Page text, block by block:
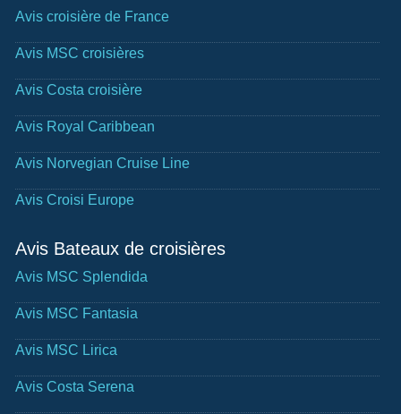
Avis croisière de France
Avis MSC croisières
Avis Costa croisière
Avis Royal Caribbean
Avis Norvegian Cruise Line
Avis Croisi Europe
Avis Bateaux de croisières
Avis MSC Splendida
Avis MSC Fantasia
Avis MSC Lirica
Avis Costa Serena